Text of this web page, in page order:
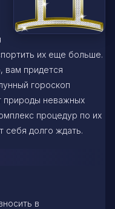
их еще больше.
вам придется
гороскоп
природы неважных
процедур по их
себя долго ждать.
в